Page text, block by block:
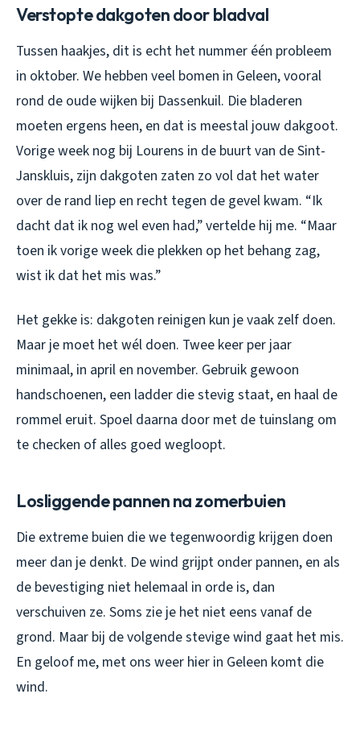
Verstopte dakgoten door bladval
Tussen haakjes, dit is echt het nummer één probleem
in oktober. We hebben veel bomen in Geleen, vooral
rond de oude wijken bij Dassenkuil. Die bladeren
moeten ergens heen, en dat is meestal jouw dakgoot.
Vorige week nog bij Lourens in de buurt van de Sint-
Janskluis, zijn dakgoten zaten zo vol dat het water
over de rand liep en recht tegen de gevel kwam. “Ik
dacht dat ik nog wel even had,” vertelde hij me. “Maar
toen ik vorige week die plekken op het behang zag,
wist ik dat het mis was.”
Het gekke is: dakgoten reinigen kun je vaak zelf doen.
Maar je moet het wél doen. Twee keer per jaar
minimaal, in april en november. Gebruik gewoon
handschoenen, een ladder die stevig staat, en haal de
rommel eruit. Spoel daarna door met de tuinslang om
te checken of alles goed wegloopt.
Losliggende pannen na zomerbuien
Die extreme buien die we tegenwoordig krijgen doen
meer dan je denkt. De wind grijpt onder pannen, en als
de bevestiging niet helemaal in orde is, dan
verschuiven ze. Soms zie je het niet eens vanaf de
grond. Maar bij de volgende stevige wind gaat het mis.
En geloof me, met ons weer hier in Geleen komt die
wind.